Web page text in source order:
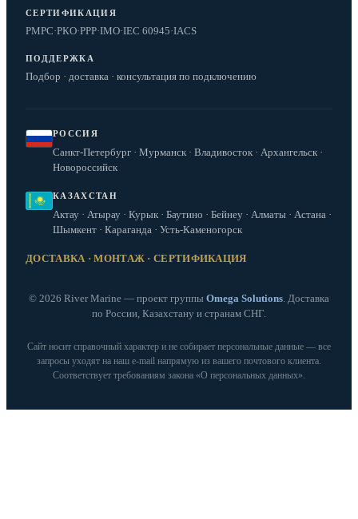
СЕРТИФИКАЦИЯ
РМРС·РКО·РРР·IMO·IEC 60945·IACS
ПОДДЕРЖКА
Подбор · доставка · консультация по подключению
РОССИЯ
Санкт-Петербург · Мурманск · Владивосток · Архангельск ·
Новороссийск
КАЗАХСТАН
Актау · Атырау · Курык · Баутино · Бейнеу · Алматы · Астана ·
Шымкент · Караганда · Усть-Каменогорск
ДОСТАВКА · МОНТАЖ · СЕРТИФИКАЦИЯ
© 2026 River Marine — проект группы Omega Solutions. Доставка
по России, Казахстану и странам СНГ.
Сайт носит справочный характер и не собирает персональные данные — все
запросы уходят на наш e‑mail напрямую из вашего почтового клиента.
Соответствует требованиям закона «О персональных данных».